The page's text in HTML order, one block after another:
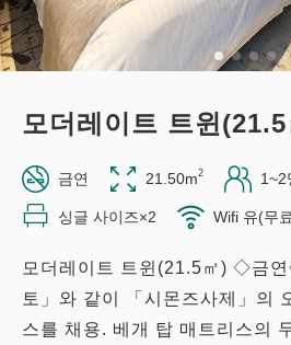
모더레이트 트윈
금연 21.50m2 1~2
싱글 사이즈×2 Wifi 유(무
모더레이트 트윈(21.5㎡) ◇금
토」와 같이 「시몬즈사제」의
스를 채용. 베개 탑 매트리스의